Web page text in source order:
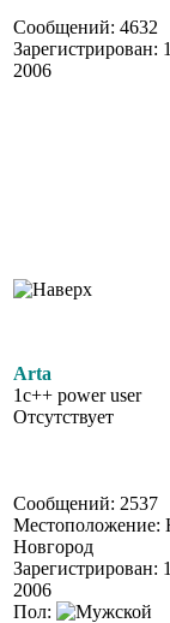
Сообщений: 4632
Зарегистрирован:
2006
Arta
1c++ power user
Отсутствует
Сообщений: 2537
Новгород
Зарегистрирован:
2006
Пол: